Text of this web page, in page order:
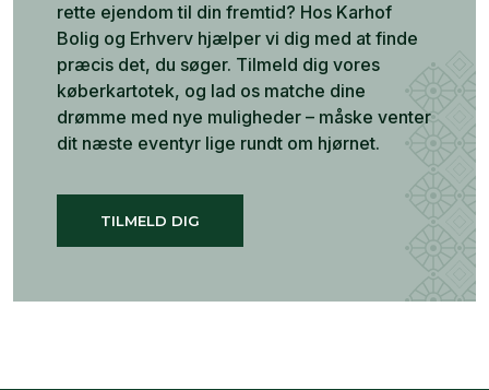
rette ejendom til din fremtid? Hos Karhof
Bolig og Erhverv hjælper vi dig med at finde
præcis det, du søger. Tilmeld dig vores
køberkartotek, og lad os matche dine
drømme med nye muligheder – måske venter
dit næste eventyr lige rundt om hjørnet.
TILMELD DIG